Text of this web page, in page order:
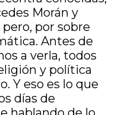
Morán y
por sobre
Antes de
a verla, todos
y política
Y eso es lo que
días de